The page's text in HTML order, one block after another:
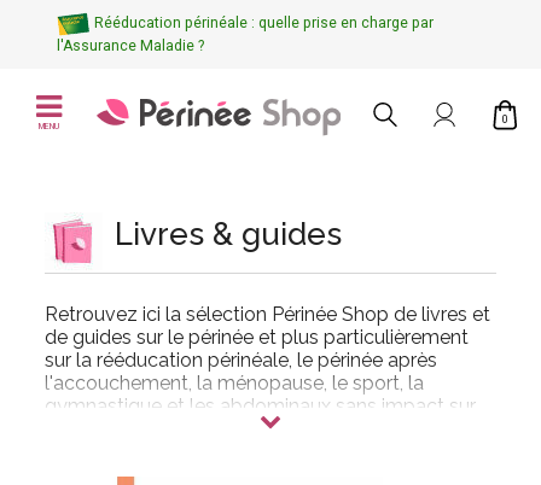
Rééducation périnéale : quelle prise en charge par
l'Assurance Maladie ?
MENU
0
Livres & guides
Retrouvez ici la sélection Périnée Shop delivres et
de guides sur le périnée et plus particulièrement
sur la rééducation périnéale,le périnée après
l'accouchement, la ménopause, le sport, la
gymnastique et les abdominaux sans impact sur
... sans oublier les hommes.